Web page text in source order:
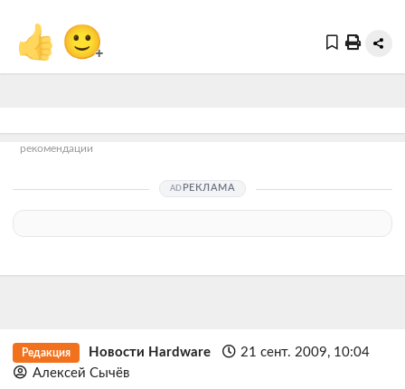
👍 🙂+
рекомендации
РЕКЛАМА
Редакция Новости Hardware
21 сент. 2009, 10:04
Алексей Сычёв